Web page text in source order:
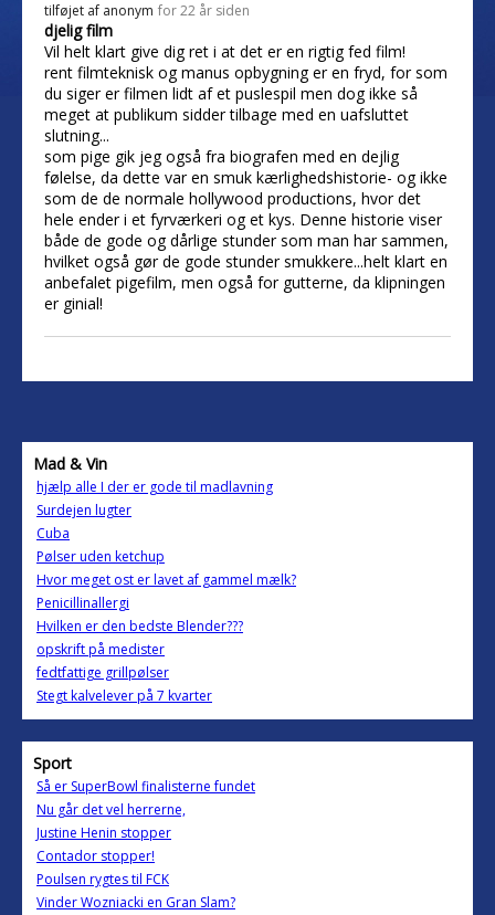
tilføjet af anonym for 22 år siden
djelig film
Vil helt klart give dig ret i at det er en rigtig fed film!
rent filmteknisk og manus opbygning er en fryd, for som
du siger er filmen lidt af et puslespil men dog ikke så
meget at publikum sidder tilbage med en uafsluttet
slutning...
som pige gik jeg også fra biografen med en dejlig
følelse, da dette var en smuk kærlighedshistorie- og ikke
som de de normale hollywood productions, hvor det
hele ender i et fyrværkeri og et kys. Denne historie viser
både de gode og dårlige stunder som man har sammen,
hvilket også gør de gode stunder smukkere...helt klart en
anbefalet pigefilm, men også for gutterne, da klipningen
er ginial!
Mad & Vin
hjælp alle I der er gode til madlavning
Surdejen lugter
Cuba
Pølser uden ketchup
Hvor meget ost er lavet af gammel mælk?
Penicillinallergi
Hvilken er den bedste Blender???
opskrift på medister
fedtfattige grillpølser
Stegt kalvelever på 7 kvarter
Sport
Så er SuperBowl finalisterne fundet
Nu går det vel herrerne,
Justine Henin stopper
Contador stopper!
Poulsen rygtes til FCK
Vinder Wozniacki en Gran Slam?